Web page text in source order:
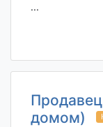
...
домом)